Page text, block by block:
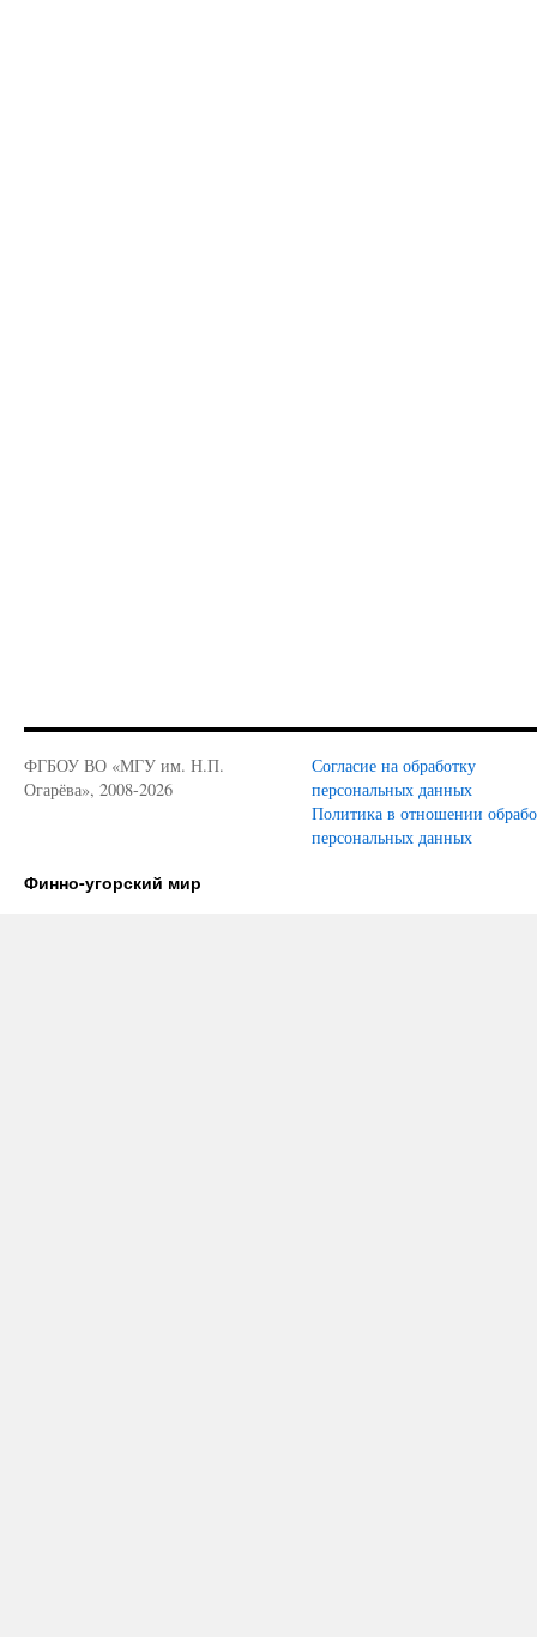
ФГБОУ ВО «МГУ им. Н.П.
Огарёва», 2008-2026
Согласие на обработку
персональных данных
Политика в отношении
персональных данных
Финно-угорский мир